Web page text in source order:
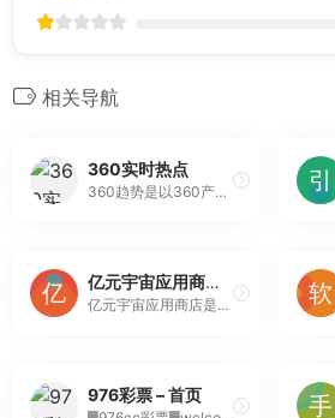
相关导航
360实时热点
360趋势是以360产品海量用户数据为基础的大数据展示平台，可通过搜索关键词，快速获取热度趋势、理解用户真实需求、了解关键字搜索的人群属性。
亿元宇宙应用商店官网
亿元宇宙应用商店是为您提供有趣好玩的app平台。
976彩票 – 首页